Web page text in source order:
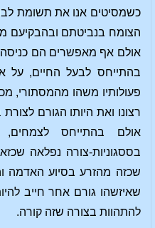
כשמסיטים אנו את תשומת
הצומח בנביטתם ובהבקיעם
אולם אף מאפשרים הם כניסה
בהתייחס לבעל החיים, על
פעולותיו משהו מהמסתורי,
רצונו ואת היותו הגורם לצורת
אולם בהתייחס
בססגוניות-צורה נפלאה
שכזה מהזרע בסיוע האדמה
שאיזשהו גורם אחר חייב
להתהוות בצורה שזה קורה.